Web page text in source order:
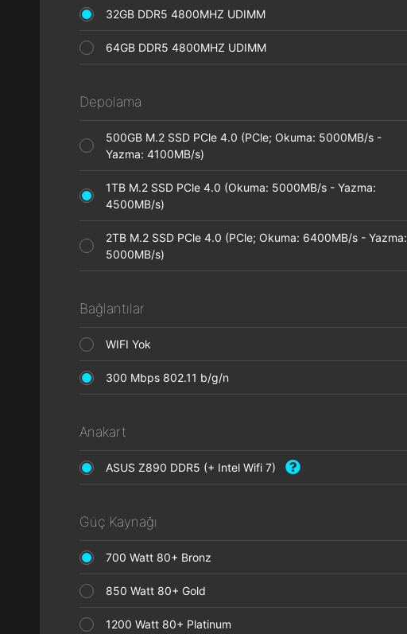
32GB DDR5 4800MHZ UDIMM
64GB DDR5 4800MHZ UDIMM
Depolama
500GB M.2 SSD PCle 4.0 (PCle; Okuma: 5000MB/s -
Yazma: 4100MB/s)
1TB M.2 SSD PCle 4.0 (Okuma: 5000MB/s - Yazma:
4500MB/s)
2TB M.2 SSD PCle 4.0 (PCle; Okuma: 6400MB/s - Yazma:
5000MB/s)
Bağlantılar
WIFI Yok
300 Mbps 802.11 b/g/n
Anakart
ASUS Z890 DDR5 (+ Intel Wifi 7)
Güç Kaynağı
700 Watt 80+ Bronz
850 Watt 80+ Gold
1200 Watt 80+ Platinum